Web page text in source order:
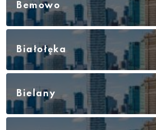
Bemowo
Białołęka
Bielany